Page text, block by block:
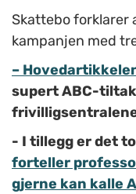
Skattebo forklarer
kampanjen med
–
supert ABC-
- I tillegg er det
forteller
gjerne kan kalle